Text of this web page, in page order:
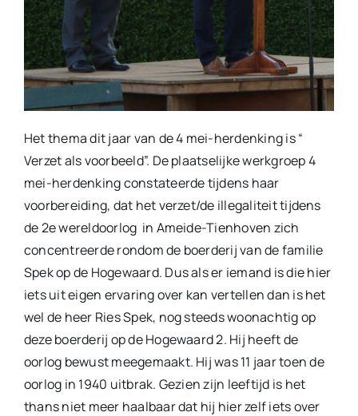
Het thema dit jaar van de 4 mei-herdenking is “
Verzet als voorbeeld”. De plaatselijke werkgroep 4
mei-herdenking constateerde tijdens haar
voorbereiding, dat het verzet/de illegaliteit tijdens
de 2e wereldoorlog in Ameide-Tienhoven zich
concentreerde rondom de boerderij van de familie
Spek op de Hogewaard. Dus als er iemand is die hier
iets uit eigen ervaring over kan vertellen dan is het
wel de heer Ries Spek, nog steeds woonachtig op
deze boerderij op de Hogewaard 2. Hij heeft de
oorlog bewust meegemaakt. Hij was 11 jaar toen de
oorlog in 1940 uitbrak. Gezien zijn leeftijd is het
thans niet meer haalbaar dat hij hier zelf iets over